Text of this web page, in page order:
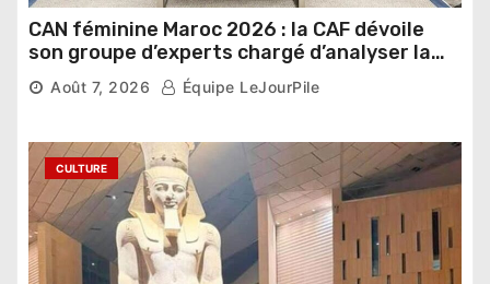
CAN féminine Maroc 2026 : la CAF dévoile
son groupe d’experts chargé d’analyser la
compétition
Août 7, 2026 Équipe LeJourPile
CULTURE